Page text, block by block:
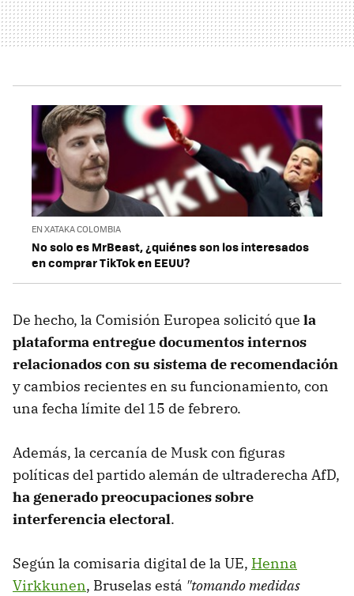
EN XATAKA COLOMBIA
No solo es MrBeast, ¿quiénes son los interesados
en comprar TikTok en EEUU?
De hecho, la Comisión Europea solicitó que la
plataforma entregue documentos internos
relacionados con su sistema de recomendación
y cambios recientes en su funcionamiento, con
una fecha límite del 15 de febrero.
Además, la cercanía de Musk con figuras
políticas del partido alemán de ultraderecha AfD,
ha generado preocupaciones sobre
interferencia electoral.
Según la comisaria digital de la UE, Henna
Virkkunen, Bruselas está "tomando medidas